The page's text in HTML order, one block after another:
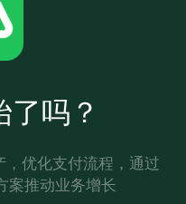
吗？
优化支付流程，通过
案推动业务增长